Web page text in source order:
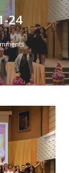
24